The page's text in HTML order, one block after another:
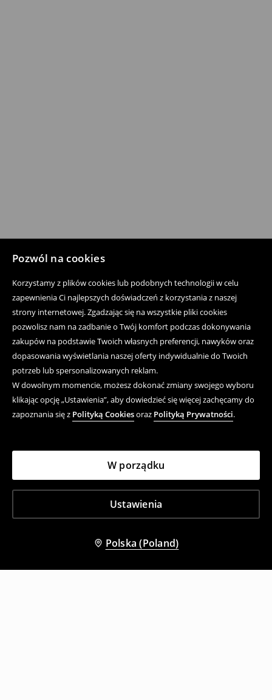
Pozwól na cookies
Korzystamy z plików cookies lub podobnych technologii w celu
zapewnienia Ci najlepszych doświadczeń z korzystania z naszej
strony internetowej. Zgadzając się na wszystkie pliki cookies
pozwolisz nam na zadbanie o Twój komfort podczas dokonywania
zakupów na podstawie Twoich własnych preferencji, nawyków oraz
dopasowania wyświetlania naszej oferty indywidualnie do Twoich
potrzeb lub spersonalizowanych reklam.
W dowolnym momencie, możesz dokonać zmiany swojego wyboru
klikając opcję „Ustawienia”, aby dowiedzieć się więcej zachęcamy do
zapoznania się z Polityką Cookiesoraz Polityką Prywatności.
Ustawienia
W porządku
Polska (Poland)